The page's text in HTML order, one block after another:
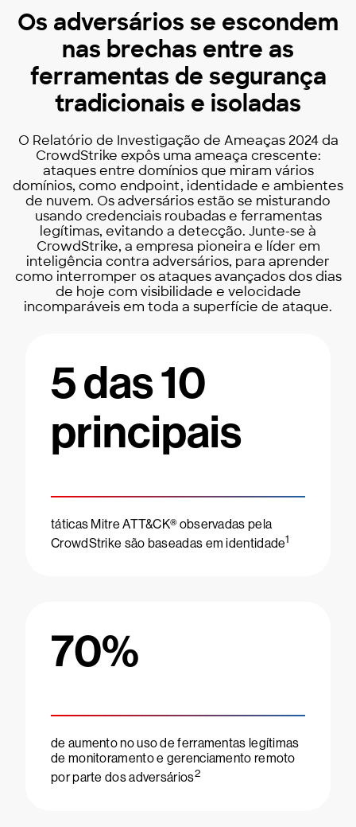
Os adversários se escondem
nas brechas entre as
ferramentas de segurança
tradicionais e isoladas
O Relatório de Investigação de Ameaças 2024 da
CrowdStrike expôs uma ameaça crescente:
ataques entre domínios que miram vários
domínios, como endpoint, identidade e ambientes
de nuvem. Os adversários estão se misturando
usando credenciais roubadas e ferramentas
legítimas, evitando a detecção. Junte-se à
CrowdStrike, a empresa pioneira e líder em
inteligência contra adversários, para aprender
como interromper os ataques avançados dos dias
de hoje com visibilidade e velocidade
incomparáveis em toda a superfície de ataque.
5 das 10
principais
táticas Mitre ATT&CK® observadas pela
CrowdStrike são baseadas em identidade1
70%
de aumento no uso de ferramentas legítimas
de monitoramento e gerenciamento remoto
por parte dos adversários2